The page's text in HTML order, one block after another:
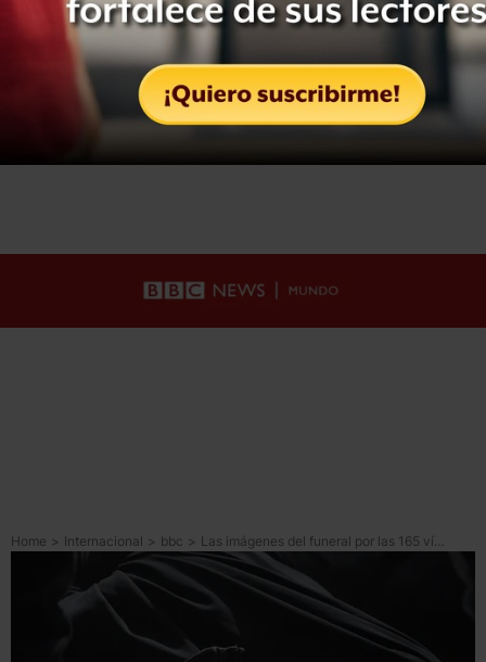
Home > Internacional > bbc >